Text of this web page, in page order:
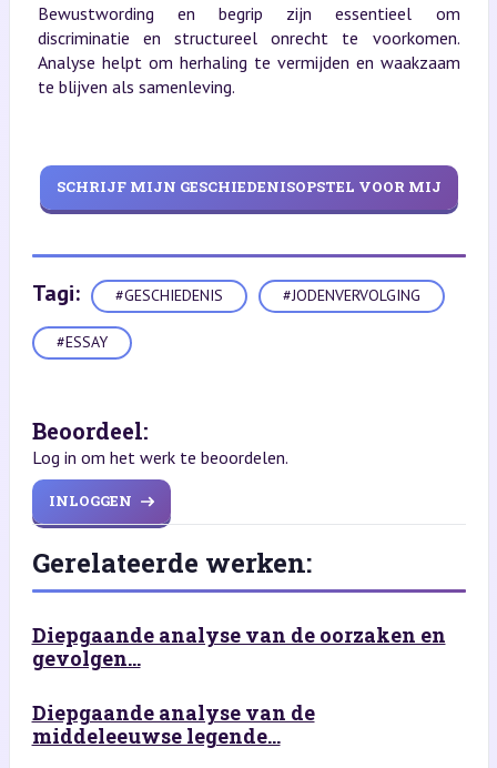
Bewustwording en begrip zijn essentieel om
discriminatie en structureel onrecht te voorkomen.
Analyse helpt om herhaling te vermijden en waakzaam
te blijven als samenleving.
SCHRIJF MIJN GESCHIEDENISOPSTEL VOOR MIJ
Tagi: #GESCHIEDENIS #JODENVERVOLGING
#ESSAY
Beoordeel:
Log in om het werk te beoordelen.
INLOGGEN
Gerelateerde werken:
Diepgaande analyse van de oorzaken en
gevolgen...
Diepgaande analyse van de
middeleeuwse legende...